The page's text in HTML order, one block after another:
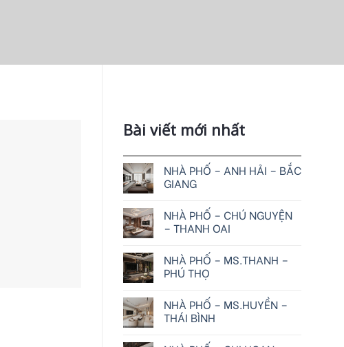
Bài viết mới nhất
NHÀ PHỐ – ANH HẢI – BẮC
GIANG
NHÀ PHỐ – CHÚ NGUYỆN
– THANH OAI
NHÀ PHỐ – MS.THANH –
PHÚ THỌ
NHÀ PHỐ – MS.HUYỀN –
THÁI BÌNH